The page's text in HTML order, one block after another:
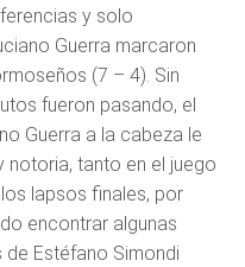
y solo
Guerra marcaron
(7 – 4). Sin
fueron pasando, el
Guerra a la cabeza le
notoria, tanto en el juego
lapsos finales, por
encontrar algunas
Estéfano Simondi